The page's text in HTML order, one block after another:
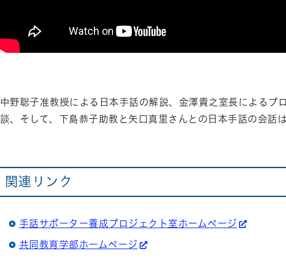
中野聡子准教授による日本手話の解説、金澤貴之室長によるプ
談、そして、下島恭子助教と矢口真里さんとの日本手話の会話
関連リンク
手話サポーター養成プロジェクト室ホームページ
共同教育学部ホームページ